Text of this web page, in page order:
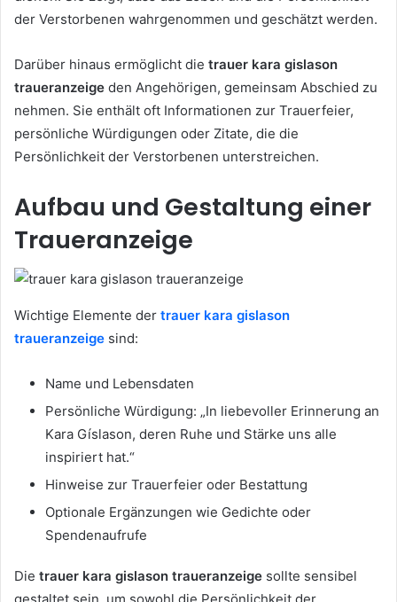
der Verstorbenen wahrgenommen und geschätzt werden.
Darüber hinaus ermöglicht die trauer kara gislason
traueranzeige den Angehörigen, gemeinsam Abschied zu
nehmen. Sie enthält oft Informationen zur Trauerfeier,
persönliche Würdigungen oder Zitate, die die
Persönlichkeit der Verstorbenen unterstreichen.
Aufbau und Gestaltung einer
Traueranzeige
Wichtige Elemente der trauer kara gislason
traueranzeige sind:
Name und Lebensdaten
Persönliche Würdigung: „In liebevoller Erinnerung an
Kara Gíslason, deren Ruhe und Stärke uns alle
inspiriert hat.“
Hinweise zur Trauerfeier oder Bestattung
Optionale Ergänzungen wie Gedichte oder
Spendenaufrufe
Die trauer kara gislason traueranzeige sollte sensibel